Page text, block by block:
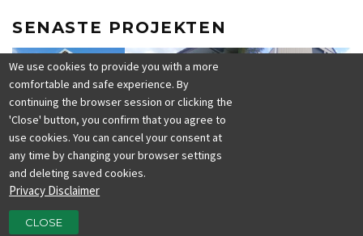
SENASTE PROJEKTEN
We use cookies to provide you with a more
comfortable and safe experience. By
continuing the browser session or clicking the
'Close' button, you confirm that you agree to
use cookies. You can cancel your consent at
any time by changing your browser settings
and deleting saved cookies.
Privacy Disclaimer
CLOSE